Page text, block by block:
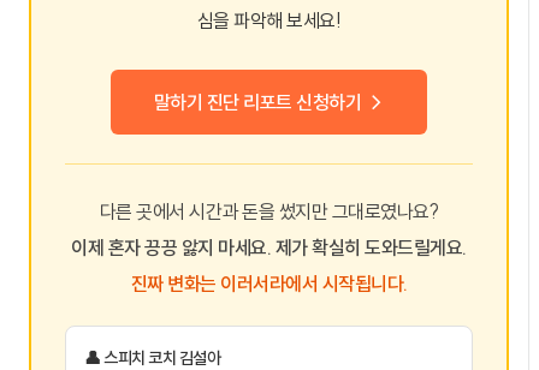
심을 파악해 보세요!
말하기 진단 리포트 신청하기 →
다른 곳에서 시간과 돈을 썼지만 그대로였나요?
이제 혼자 끙끙 앓지 마세요. 제가 확실히 도와드릴게요.
진짜 변화는 이러서라에서 시작됩니다.
👤 스피치 코치 김설아